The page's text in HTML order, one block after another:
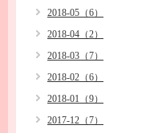
2018-05（6）
2018-04（2）
2018-03（7）
2018-02（6）
2018-01（9）
2017-12（7）